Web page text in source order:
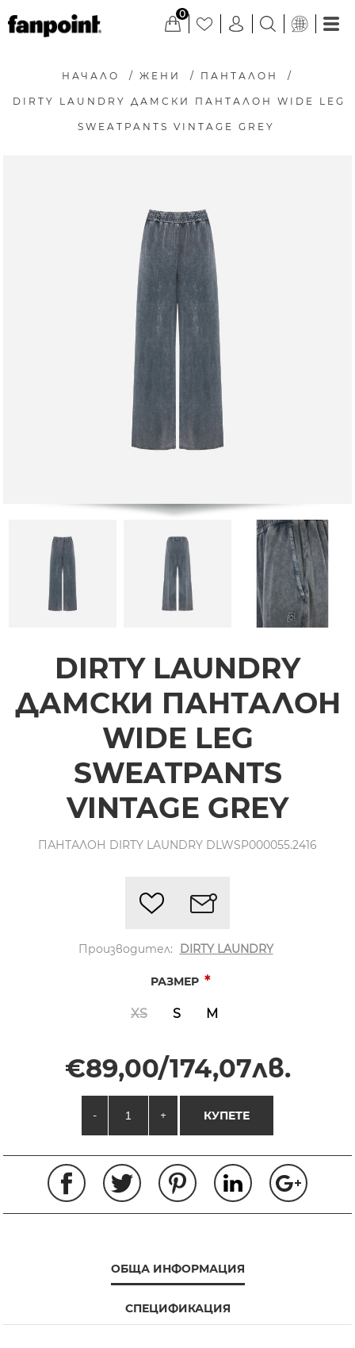
0
НАЧАЛО / ЖЕНИ / ПАНТАЛОН /
DIRTY LAUNDRY ДАМСКИ ПАНТАЛОН WIDE LEG
SWEATPANTS VINTAGE GREY
DIRTY LAUNDRY
ДАМСКИ ПАНТАЛОН
WIDE LEG
SWEATPANTS
VINTAGE GREY
ПАНТАЛОН DIRTY LAUNDRY DLWSP000055.2416
Производител: DIRTY LAUNDRY
РАЗМЕР *
XS S M
€89,00/174,07лв.
- + КУПЕТЕ
ОБЩА ИНФОРМАЦИЯ
СПЕЦИФИКАЦИЯ